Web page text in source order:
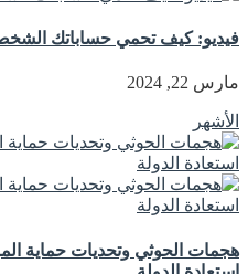
فيديو: كيف تحمي حساباتك
مارس 22, 2024
الأشهر
هجمات الحوثي وتحديات حماية